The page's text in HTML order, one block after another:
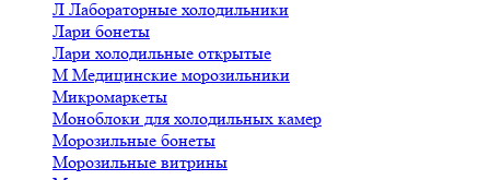
Л Лабораторные холодильники
Лари бонеты
Лари холодильные открытые
М Медицинские морозильники
Микромаркеты
Моноблоки для холодильных камер
Морозильные бонеты
Морозильные витрины